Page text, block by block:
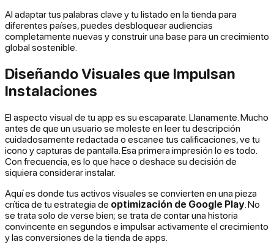
Al adaptar tus palabras clave y tu listado en la tienda para
diferentes países, puedes desbloquear audiencias
completamente nuevas y construir una base para un crecimiento
global sostenible.
Diseñando Visuales que Impulsan
Instalaciones
El aspecto visual de tu app es su escaparate. Llanamente. Mucho
antes de que un usuario se moleste en leer tu descripción
cuidadosamente redactada o escanee tus calificaciones, ve tu
icono y capturas de pantalla. Esa primera impresión lo es todo.
Con frecuencia, es lo que hace o deshace su decisión de
siquiera considerar instalar.
Aquí es donde tus activos visuales se convierten en una pieza
crítica de tu estrategia de optimización de Google Play . No
se trata solo de verse bien; se trata de contar una historia
convincente en segundos e impulsar activamente el crecimiento
y las conversiones de la tienda de apps.